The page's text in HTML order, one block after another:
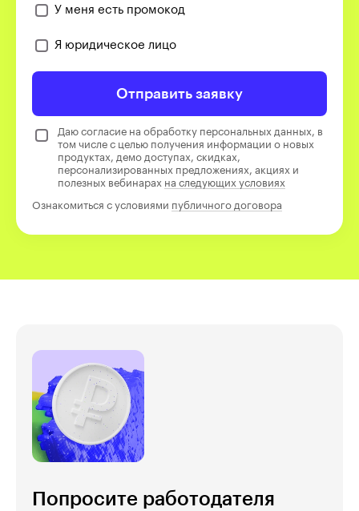
У меня есть промокод
Я юридическое лицо
Отправить заявку
Даю согласие на обработку персональных данных, в
том числе с целью получения информации о новых
продуктах, демо доступах, скидках,
персонализированных предложениях, акциях и
полезных вебинарах на следующих условиях
Ознакомиться с условиями публичного договора
Попросите работодателя